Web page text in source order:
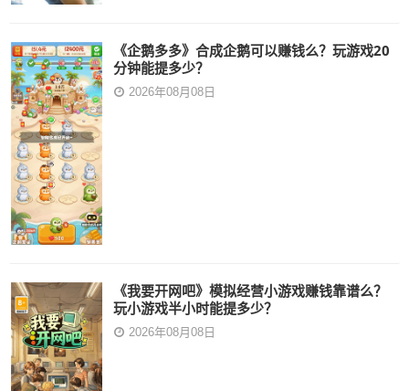
《企鹅多多》合成企鹅可以赚钱么？玩游戏20
分钟能提多少？
2026年08月08日
《我要开网吧》模拟经营小游戏赚钱靠谱么？
玩小游戏半小时能提多少？
2026年08月08日